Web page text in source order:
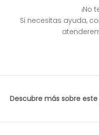
¡No
Si necesitas ayuda,
Descubre más sobre